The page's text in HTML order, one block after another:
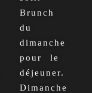
Brunch
du
dimanche
pour le
déjeuner.
Dimanche